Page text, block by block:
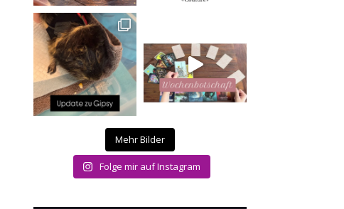
Mehr Bilder
Folge mir auf Instagram